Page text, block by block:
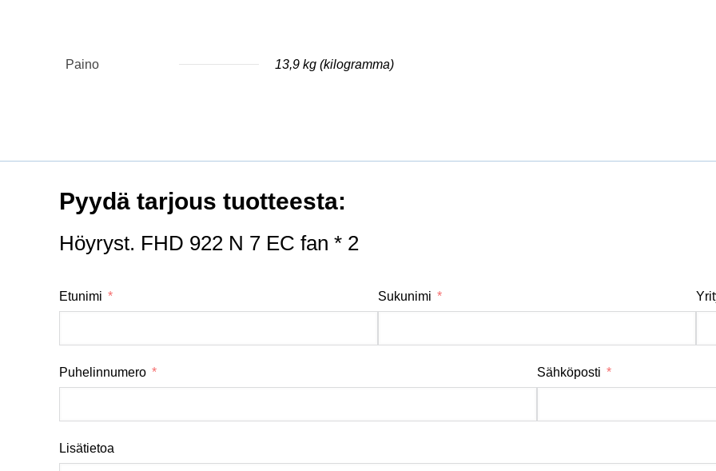
Paino 13,9 kg (kilogramma)
Pyydä tarjous tuotteesta:
Höyryst. FHD 922 N 7 EC fan * 2
Etunimi Sukunimi
Puhelinnumero Sähköposti
Lisätietoa